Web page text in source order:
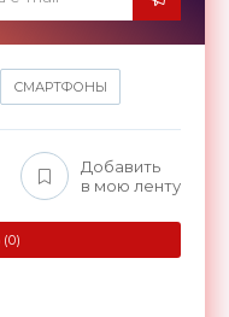
СМАРТФОНЫ
Добавить
в мою ленту